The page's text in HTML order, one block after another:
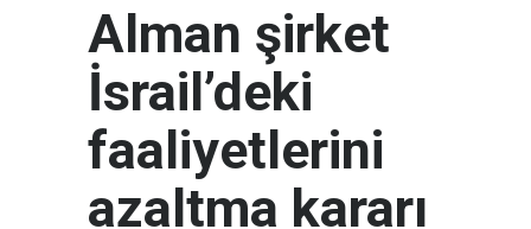
Alman şirket
İsrail’deki
faaliyetlerini
azaltma kararı